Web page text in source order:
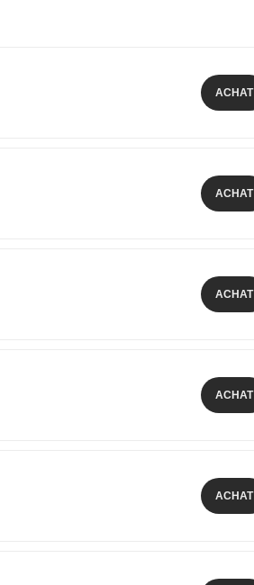
ACHAT
ACHAT
ACHAT
ACHAT
ACHAT